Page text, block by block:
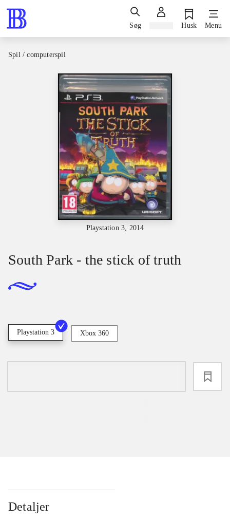
Søg Husk Menu
Spil / computerspil
Playstation 3, 2014
South Park - the stick of truth
Playstation 3 Xbox 360
Detaljer